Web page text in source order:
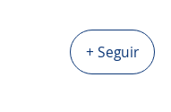
+ Seguir